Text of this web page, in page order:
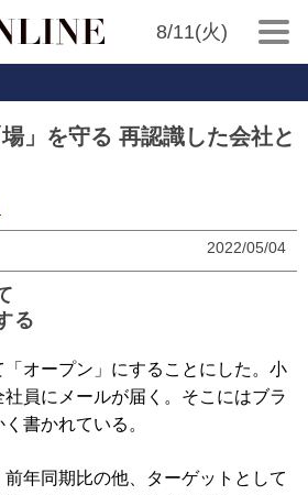
8/11(火)
」を守る 再認識した会社と
2022/05/04
る
オープン」にすることにした。小
員にメールが届く。そこにはブラ
書かれている。
年同期比の他、ターゲットとして